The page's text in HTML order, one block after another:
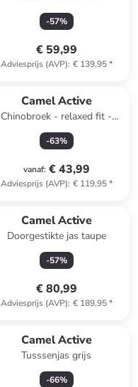
-57%
€ 59,99
Adviesprijs (AVP): € 139,95*
Camel Active
Chinobroek - relaxed fit -
beige
-63%
vanaf: € 43,99
Adviesprijs (AVP): € 119,95*
Camel Active
Doorgestikte jas taupe
-57%
€ 80,99
Adviesprijs (AVP): € 189,95*
Camel Active
Tusssenjas grijs
-66%